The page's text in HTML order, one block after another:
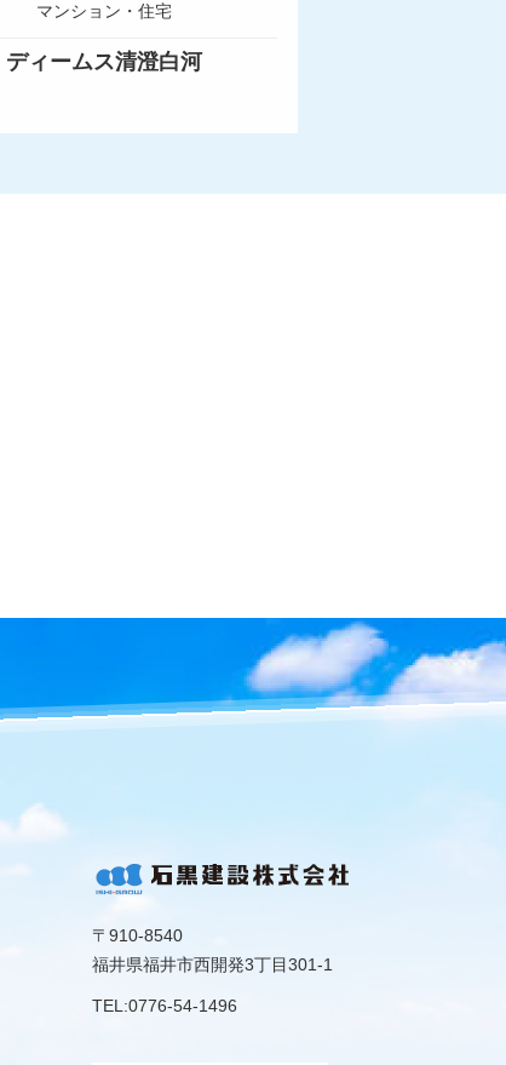
マンション・住宅
ディームス清澄白河
〒910-8540
福井県福井市西開発3丁目301-1
TEL:0776-54-1496